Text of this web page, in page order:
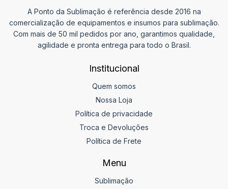
A Ponto da Sublimação é referência desde 2016 na
comercialização de equipamentos e insumos para sublimação.
Com mais de 50 mil pedidos por ano, garantimos qualidade,
agilidade e pronta entrega para todo o Brasil.
Institucional
Quem somos
Nossa Loja
Política de privacidade
Troca e Devoluções
Política de Frete
Menu
Sublimação